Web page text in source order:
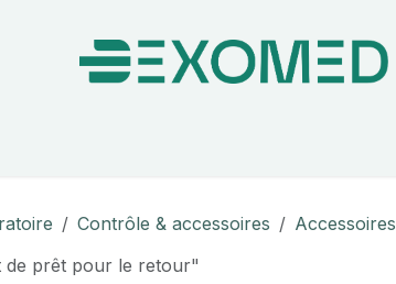
Contrôle & accessoires
de prêt pour le retour"